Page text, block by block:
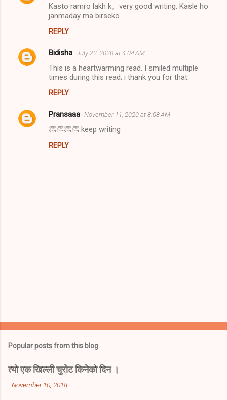
Kasto ramro lakh k。very good writing. Kasle ho
janmaday ma birseko
REPLY
Bidisha July 22, 2020 at 4:04 AM
This is a heartwarming read. I smiled multiple
times during this read; i thank you for that.
REPLY
Pransaaa November 11, 2020 at 8:08 AM
👏👏👏👏 keep writing
REPLY
t
o
m
Popular posts from this blog
त्यो एक खिल्ली चुरोट किनेको दिन ।
-November 10, 2018